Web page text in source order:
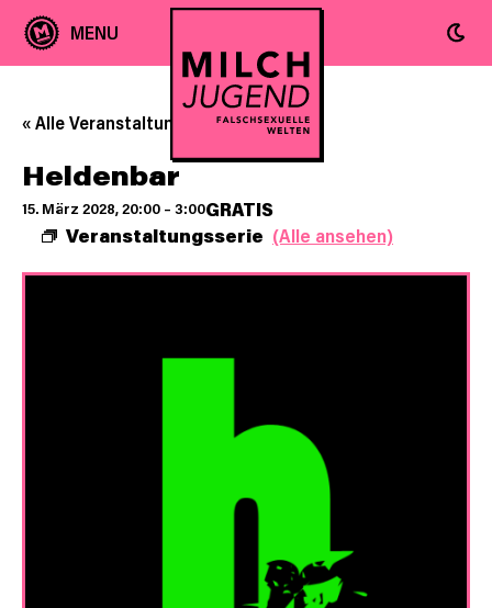
« Alle Veranstaltungen
Heldenbar
15. März 2028, 20:00 – 3:00
Veranstaltungsserie (Alle ansehen)
GRATIS